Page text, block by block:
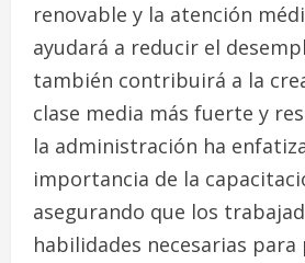
renovable y la atención
ayudará a reducir el
también contribuirá a la
clase media más fuerte y
la administración ha
importancia de la
asegurando que los
habilidades necesarias